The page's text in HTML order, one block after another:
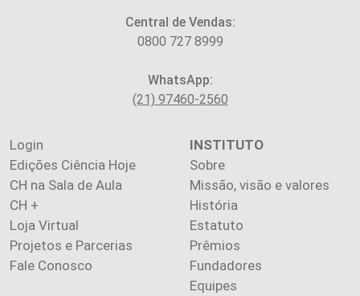
Central de Vendas:
0800 727 8999
WhatsApp:
(21) 97460-2560
Login
Edições Ciência Hoje
CH na Sala de Aula
CH +
Loja Virtual
Projetos e Parcerias
Fale Conosco
INSTITUTO
Sobre
Missão, visão e valores
História
Estatuto
Prêmios
Fundadores
Equipes